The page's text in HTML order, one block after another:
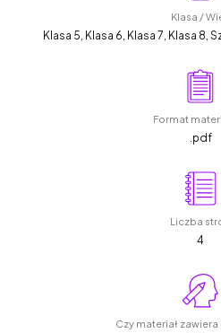
Klasa /
Klasa 5, Klasa 6, Klasa 7, Klasa
Format
.pdf
Liczba
4
Czy materiał